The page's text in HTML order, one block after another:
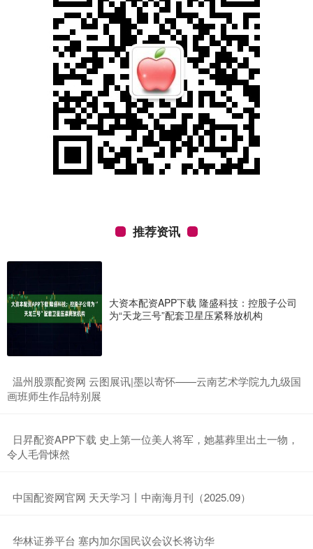
推荐资讯
大资本配资APP下载 隆盛科技：控股子公司
为“天龙三号”配套卫星压紧释放机构
​温州股票配资网 云图展讯|墨以寄怀——云南艺术学院九九级国
画班师生作品特别展
​日昇配资APP下载 史上第一位美人将军，她墓葬里出土一物，
令人毛骨悚然
​中国配资网官网 天天学习丨中南海月刊（2025.09）
​华林证券平台 塞内加尔国民议会议长将访华